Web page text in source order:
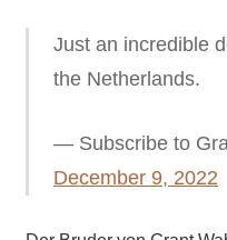
Just an incredible
the Netherlands.
— Subscribe to
December 9, 2022